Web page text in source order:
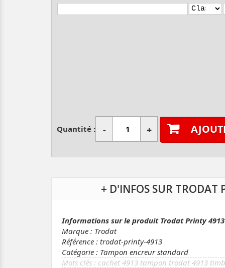
Quantité : - +
+ D'INFOS SUR TRODAT
Informations sur le produit Trodat Printy
Marque : Trodat
Référence : trodat-printy-4913
Catégorie : Tampon encreur standard
cachet 4913 tampon trodat 4913